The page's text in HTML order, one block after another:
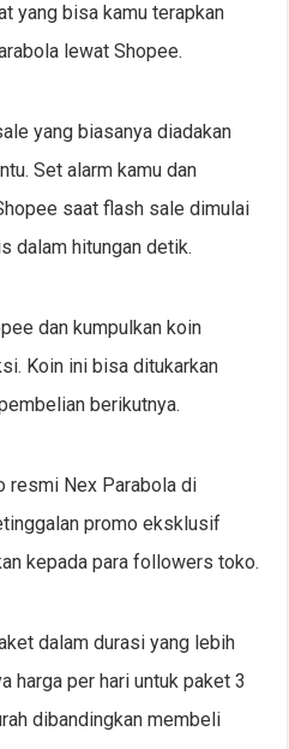
yang bisa kamu terapkan
lewat Shopee.
yang biasanya diadakan
Set alarm kamu dan
saat flash sale dimulai
dalam hitungan detik.
dan kumpulkan koin
Koin ini bisa ditukarkan
berikutnya.
resmi Nex Parabola di
promo eksklusif
kepada para followers toko.
dalam durasi yang lebih
harga per hari untuk paket 3
dibandingkan membeli